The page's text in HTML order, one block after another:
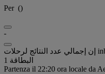
Per ()
-
البطاقة 1
Partenza il 22:20 ora locale da